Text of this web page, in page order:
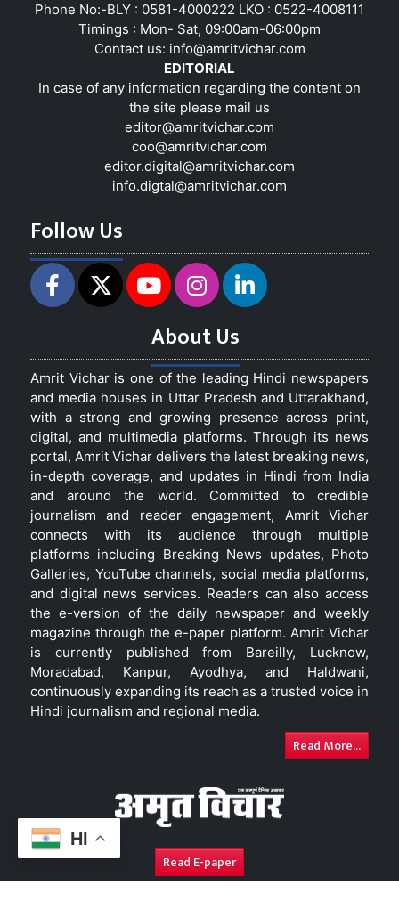
HI
Phone No:-BLY : 0581-4000222 LKO : 0522-4008111
Timings : Mon- Sat, 09:00am-06:00pm
Contact us: info@amritvichar.com
EDITORIAL
In case of any information regarding the content on
the site please mail us
editor@amritvichar.com
coo@amritvichar.com
editor.digital@amritvichar.com
info.digtal@amritvichar.com
Follow Us
About Us
Amrit Vichar is one of the leading Hindi newspapers
and media houses in Uttar Pradesh and Uttarakhand,
with a strong and growing presence across print,
digital, and multimedia platforms. Through its news
portal, Amrit Vichar delivers the latest breaking news,
in-depth coverage, and updates in Hindi from India
and around the world. Committed to credible
journalism and reader engagement, Amrit Vichar
connects with its audience through multiple
platforms including Breaking News updates, Photo
Galleries, YouTube channels, social media platforms,
and digital news services. Readers can also access
the e-version of the daily newspaper and weekly
magazine through the e-paper platform. Amrit Vichar
is currently published from Bareilly, Lucknow,
Moradabad, Kanpur, Ayodhya, and Haldwani,
continuously expanding its reach as a trusted voice in
Hindi journalism and regional media.
Read More...
Read E-paper